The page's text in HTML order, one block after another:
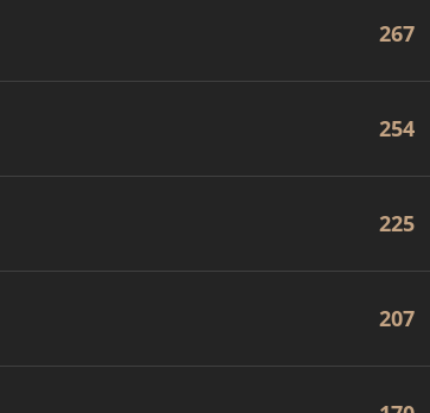
267
254
225
207